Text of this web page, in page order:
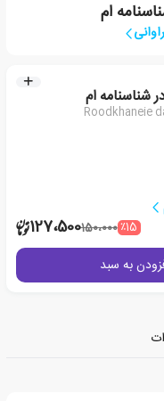
ام
شناسنامه ام
Roodkhaneie
٪15150،000127،500
به سبد